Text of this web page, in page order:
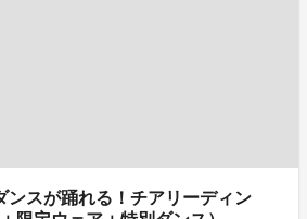
ンスが踊れる！チアリーディン